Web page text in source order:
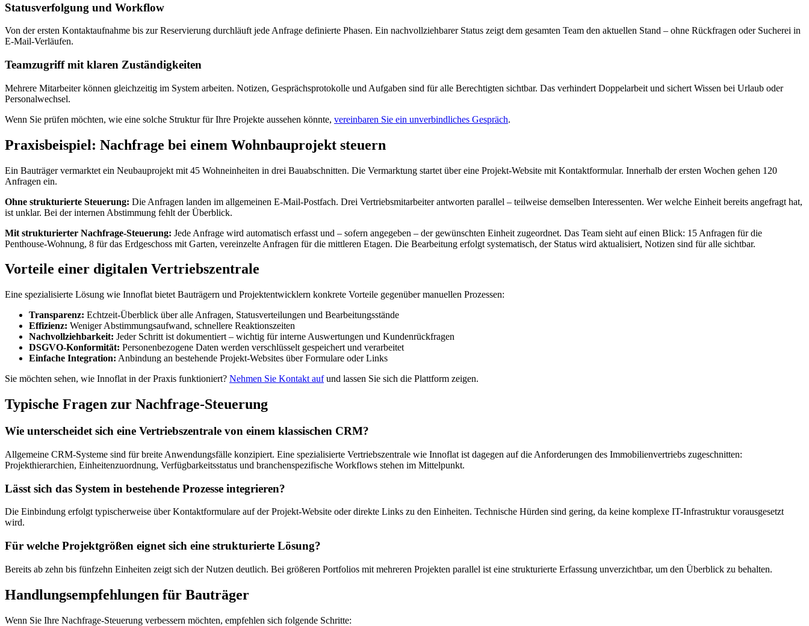
Statusverfolgung und Workflow
Von der ersten Kontaktaufnahme bis zur Reservierung durchläuft jede Anfrage definierte Phasen. Ein nachvollziehbarer Status zeigt dem gesamten Team den aktuellen Stand – ohne Rückfragen oder Sucherei in
E-Mail-Verläufen.
Teamzugriff mit klaren Zuständigkeiten
Mehrere Mitarbeiter können gleichzeitig im System arbeiten. Notizen, Gesprächsprotokolle und Aufgaben sind für alle Berechtigten sichtbar. Das verhindert Doppelarbeit und sichert Wissen bei Urlaub oder
Personalwechsel.
Wenn Sie prüfen möchten, wie eine solche Struktur für Ihre Projekte aussehen könnte, vereinbaren Sie ein unverbindliches Gespräch.
Praxisbeispiel: Nachfrage bei einem Wohnbauprojekt steuern
Ein Bauträger vermarktet ein Neubauprojekt mit 45 Wohneinheiten in drei Bauabschnitten. Die Vermarktung startet über eine Projekt-Website mit Kontaktformular. Innerhalb der ersten Wochen gehen 120
Anfragen ein.
Ohne strukturierte Steuerung: Die Anfragen landen im allgemeinen E-Mail-Postfach. Drei Vertriebsmitarbeiter antworten parallel – teilweise demselben Interessenten. Wer welche Einheit bereits angefragt hat,
ist unklar. Bei der internen Abstimmung fehlt der Überblick.
Mit strukturierter Nachfrage-Steuerung: Jede Anfrage wird automatisch erfasst und – sofern angegeben – der gewünschten Einheit zugeordnet. Das Team sieht auf einen Blick: 15 Anfragen für die
Penthouse-Wohnung, 8 für das Erdgeschoss mit Garten, vereinzelte Anfragen für die mittleren Etagen. Die Bearbeitung erfolgt systematisch, der Status wird aktualisiert, Notizen sind für alle sichtbar.
Vorteile einer digitalen Vertriebszentrale
Eine spezialisierte Lösung wie Innoflat bietet Bauträgern und Projektentwicklern konkrete Vorteile gegenüber manuellen Prozessen:
Transparenz: Echtzeit-Überblick über alle Anfragen, Statusverteilungen und Bearbeitungsstände
Effizienz: Weniger Abstimmungsaufwand, schnellere Reaktionszeiten
Nachvollziehbarkeit: Jeder Schritt ist dokumentiert – wichtig für interne Auswertungen und Kundenrückfragen
DSGVO-Konformität: Personenbezogene Daten werden verschlüsselt gespeichert und verarbeitet
Einfache Integration: Anbindung an bestehende Projekt-Websites über Formulare oder Links
Sie möchten sehen, wie Innoflat in der Praxis funktioniert? Nehmen Sie Kontakt aufund lassen Sie sich die Plattform zeigen.
Typische Fragen zur Nachfrage-Steuerung
Wie unterscheidet sich eine Vertriebszentrale von einem klassischen CRM?
Allgemeine CRM-Systeme sind für breite Anwendungsfälle konzipiert. Eine spezialisierte Vertriebszentrale wie Innoflat ist dagegen auf die Anforderungen des Immobilienvertriebs zugeschnitten:
Projekthierarchien, Einheitenzuordnung, Verfügbarkeitsstatus und branchenspezifische Workflows stehen im Mittelpunkt.
Lässt sich das System in bestehende Prozesse integrieren?
Die Einbindung erfolgt typischerweise über Kontaktformulare auf der Projekt-Website oder direkte Links zu den Einheiten. Technische Hürden sind gering, da keine komplexe IT-Infrastruktur vorausgesetzt
wird.
Für welche Projektgrößen eignet sich eine strukturierte Lösung?
Bereits ab zehn bis fünfzehn Einheiten zeigt sich der Nutzen deutlich. Bei größeren Portfolios mit mehreren Projekten parallel ist eine strukturierte Erfassung unverzichtbar, um den Überblick zu behalten.
Handlungsempfehlungen für Bauträger
Wenn Sie Ihre Nachfrage-Steuerung verbessern möchten, empfehlen sich folgende Schritte: